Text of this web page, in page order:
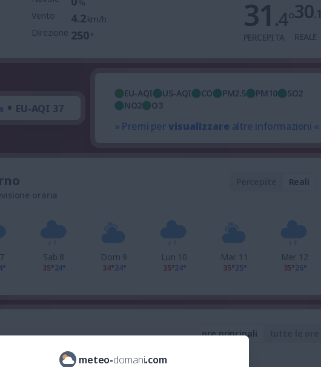
Vento
4.2km/h
Direzione 250°
31 .4°
PERCEPITA
30.1
REALE
• EU-AQI 37
EU-AQI US-AQI CO PM2.5 PM10
SO2
NO2
O3
» Premi pervisualizzare altre informazioni «
oraria
Reali
Sab 8
35°24°
Dom 9
34°24°
Lun 10
35°24°
Mar 11
35°25°
Mer 12
35°26°
ore principali
meteo-domani.com